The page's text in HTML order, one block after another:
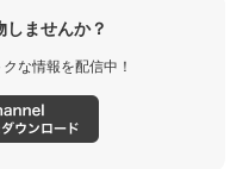
ませんか？
な情報を配信中！